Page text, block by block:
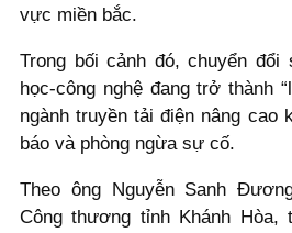
vực miền bắc.
Trong bối cảnh đó, chuyển đổi
học-công nghệ đang trở thành
ngành truyền tải điện nâng cao
báo và phòng ngừa sự cố.
Theo ông Nguyễn Sanh
Công thương tỉnh Khánh